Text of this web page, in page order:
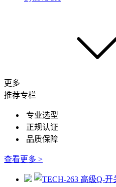
更多
推荐专栏
专业选型
正规认证
品质保障
查看更多 >